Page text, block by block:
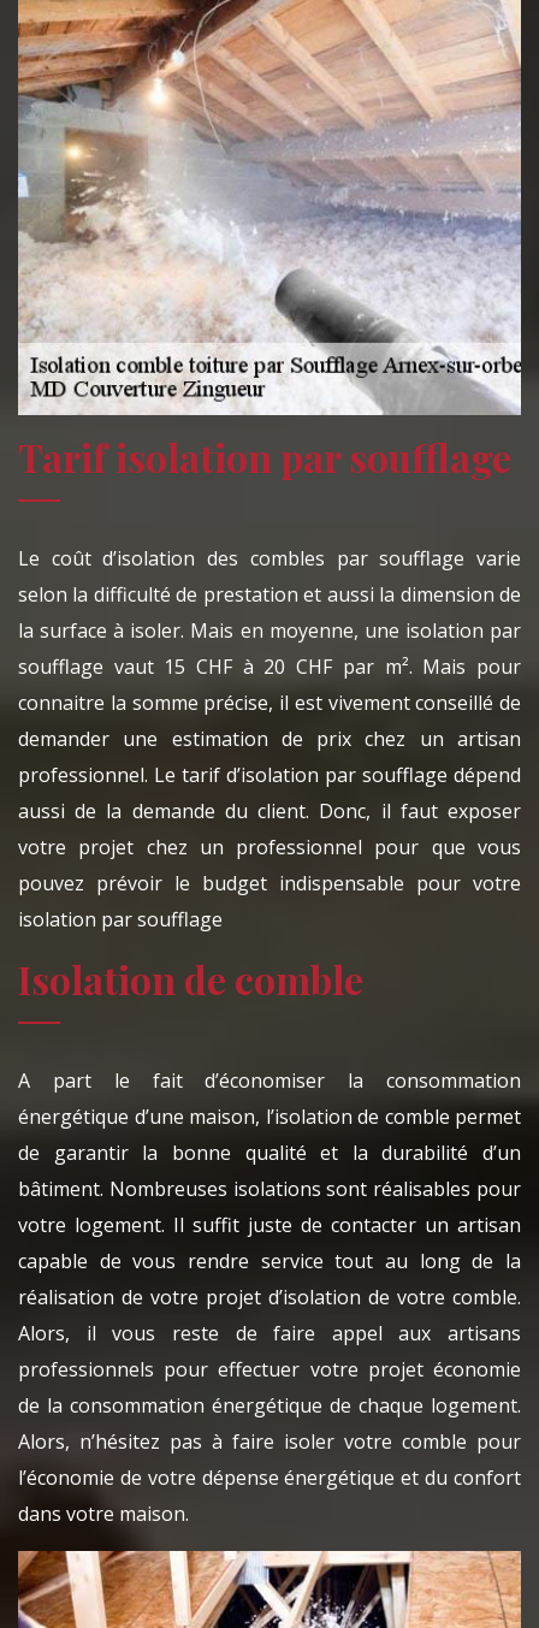
Tarif isolation par soufflage
Le coût d’isolation des combles par soufflage varie
selon la difficulté de prestation et aussi la dimension de
la surface à isoler. Mais en moyenne, une isolation par
soufflage vaut 15 CHF à 20 CHF par m². Mais pour
connaitre la somme précise, il est vivement conseillé de
demander une estimation de prix chez un artisan
professionnel. Le tarif d’isolation par soufflage dépend
aussi de la demande du client. Donc, il faut exposer
votre projet chez un professionnel pour que vous
pouvez prévoir le budget indispensable pour votre
isolation par soufflage
Isolation de comble
A part le fait d’économiser la consommation
énergétique d’une maison, l’isolation de comble permet
de garantir la bonne qualité et la durabilité d’un
bâtiment. Nombreuses isolations sont réalisables pour
votre logement. Il suffit juste de contacter un artisan
capable de vous rendre service tout au long de la
réalisation de votre projet d’isolation de votre comble.
Alors, il vous reste de faire appel aux artisans
professionnels pour effectuer votre projet économie
de la consommation énergétique de chaque logement.
Alors, n’hésitez pas à faire isoler votre comble pour
l’économie de votre dépense énergétique et du confort
dans votre maison.